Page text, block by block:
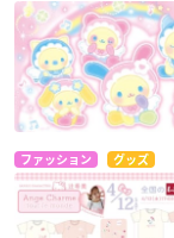
ファッション グッズ